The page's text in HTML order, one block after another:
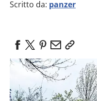
Scritto da: panzer